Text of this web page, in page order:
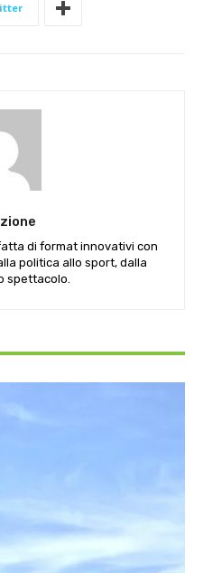
di format innovativi con
politica allo sport, dalla
spettacolo.